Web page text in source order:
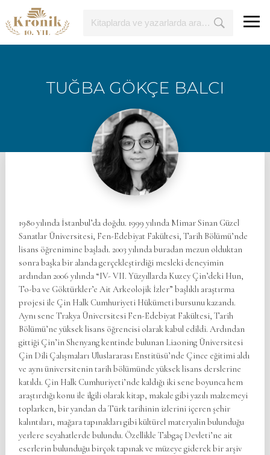
TUĞBA GÖKÇE BALCI
1980 yılında İstanbul’da doğdu. 1999 yılında Mimar Sinan Güzel
Sanatlar Üniversitesi, Fen-Edebiyat Fakültesi, Tarih Bölümü’nde
lisans öğrenimine başladı. 2003 yılında buradan mezun olduktan
sonra başka bir alanda gerçekleştirdiği mesleki deneyimin
ardından 2006 yılında “IV- VII. Yüzyıllarda Kuzey Çin’deki Hun,
To-ba ve Göktürkler’e Ait Arkeolojik İzler” başlıklı araştırma
projesi ile Çin Halk Cumhuriyeti Hükümeti bursunu kazandı.
Aynı sene Trakya Üniversitesi Fen-Edebiyat Fakültesi, Tarih
Bölümü’ne yüksek lisans öğrencisi olarak kabul edildi. Ardından
gittiği Çin’in Shenyang kentinde bulunan Liaoning Üniversitesi
Çin Dili Çalışmaları Uluslararası Enstitüsü’nde Çince eğitimi aldı
ve aynı üniversitenin tarih bölümünde yüksek lisans derslerine
katıldı. Çin Halk Cumhuriyeti’nde kaldığı iki sene boyunca hem
araştırdığı konu ile ilgili olarak kitap, makale gibi yazılı malzemeyi
toplarken, bir yandan da Türk tarihinin izlerini içeren şehir
kalıntıları, mağara tapınakları gibi kültürel materyalin bulunduğu
yerlere seyahatlerde bulundu. Özellikle Tabgaç Devleti’ne ait
eserlerin bulunduğu birçok tapınak ve müzeye giderek bir arşiv